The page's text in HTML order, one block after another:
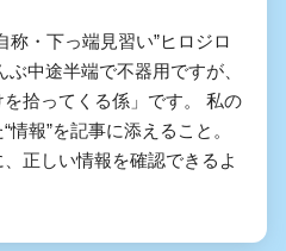
称・下っ端見習い”ヒロジロ
中途半端で不器用ですが、
拾ってくる係」です。 私の
報”を記事に添えること。
正しい情報を確認できるよ